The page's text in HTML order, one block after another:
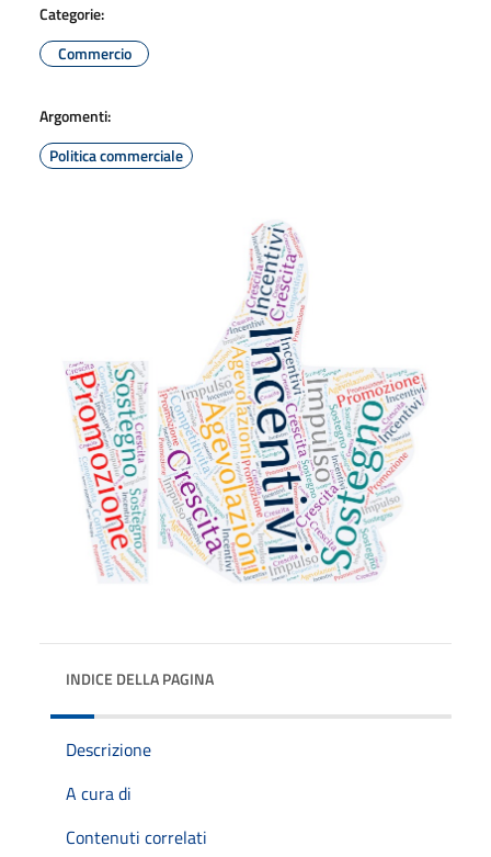
Categorie:
Commercio
Argomenti:
Politica commerciale
INDICE DELLA PAGINA
Descrizione
A cura di
Contenuti correlati